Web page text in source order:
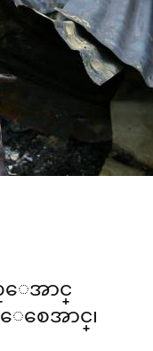
အာင္
ေအာင္၊